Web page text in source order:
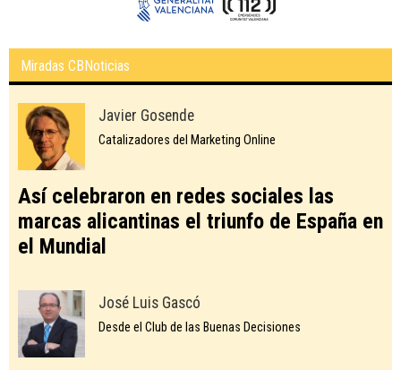
Miradas CBNoticias
Javier Gosende
Catalizadores del Marketing Online
Así celebraron en redes sociales las
marcas alicantinas el triunfo de España en
el Mundial
José Luis Gascó
Desde el Club de las Buenas Decisiones